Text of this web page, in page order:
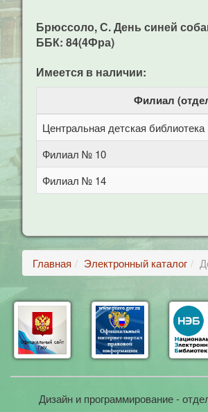
Брюссоло, С. День синей
ББК: 84(4Фра)
Имеется в наличии:
Филиал
Центральная детская библиотека
Филиал № 10
Филиал № 14
Главная Электронный каталог
Дизайн и программирование -